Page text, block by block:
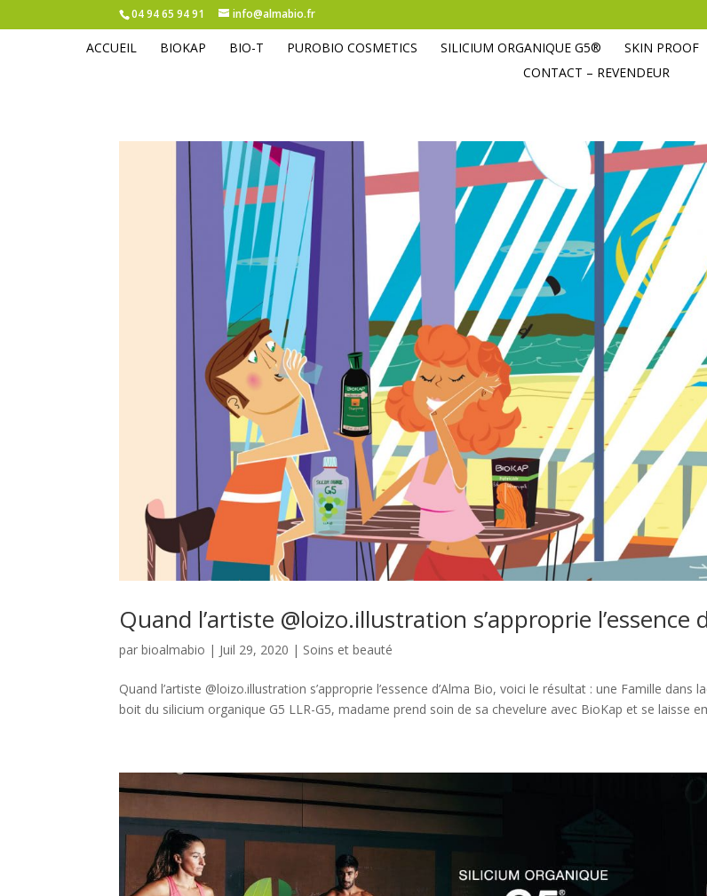
04 94 65 94 91 info@almabio.fr
ACCUEIL BIOKAP BIO-T PUROBIO COSMETICS SILICIUM ORGANIQUE G5® SKIN PROOF
CONTACT – REVENDEUR
Quand l’artiste @loizo.illustration s’approprie l’essence
parbioalmabio | Juil 29, 2020 | Soins et beauté
Quand l’artiste @loizo.illustration s’approprie l’essence d’Alma Bio, voici le résultat : une Famille dans
boit du silicium organique G5 LLR-G5, madame prend soin de sa chevelure avec BioKap et se laisse